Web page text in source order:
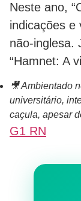
Neste ano,
indicações e
não-inglesa.
“Hamnet: A
🎥Ambientado
universitário,
caçula, apesar
G1 RN